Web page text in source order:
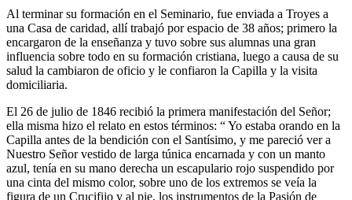
Al terminar su formación en el Seminario, fue enviada a Troyes a
una Casa de caridad, allí trabajó por espacio de 38 años; primero la
encargaron de la enseñanza y tuvo sobre sus alumnas una gran
influencia sobre todo en su formación cristiana, luego a causa de su
salud la cambiaron de oficio y le confiaron la Capilla y la visita
domiciliaria.
El 26 de julio de 1846 recibió la primera manifestación del Señor;
ella misma hizo el relato en estos términos: “ Yo estaba orando en la
Capilla antes de la bendición con el Santísimo, y me pareció ver a
Nuestro Señor vestido de larga túnica encarnada y con un manto
azul, tenía en su mano derecha un escapulario rojo suspendido por
una cinta del mismo color, sobre uno de los extremos se veía la
figura de un Crucifijo y al pie, los instrumentos de la Pasión de